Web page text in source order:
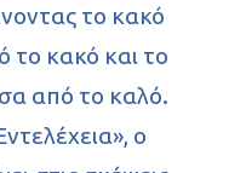
το κακό
το κακό και το
από το καλό.
ο